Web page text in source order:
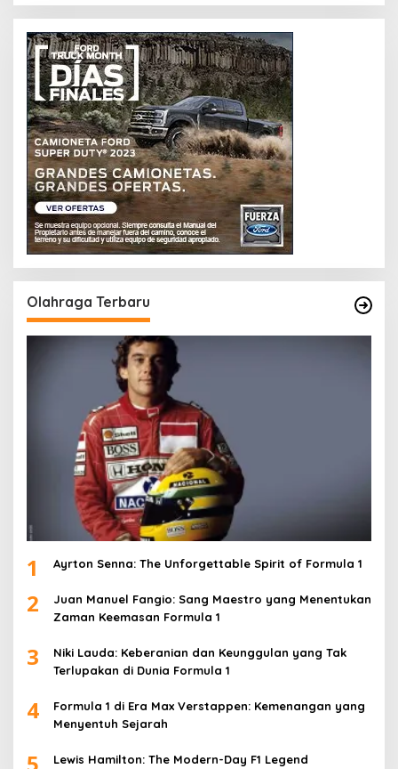
Olahraga Terbaru
1 Ayrton Senna: The Unforgettable Spirit of Formula 1
2
Juan Manuel Fangio: Sang Maestro yang Menentukan
Zaman Keemasan Formula 1
3
Niki Lauda: Keberanian dan Keunggulan yang Tak
Terlupakan di Dunia Formula 1
4
Formula 1 di Era Max Verstappen: Kemenangan yang
Menyentuh Sejarah
5 Lewis Hamilton: The Modern-Day F1 Legend